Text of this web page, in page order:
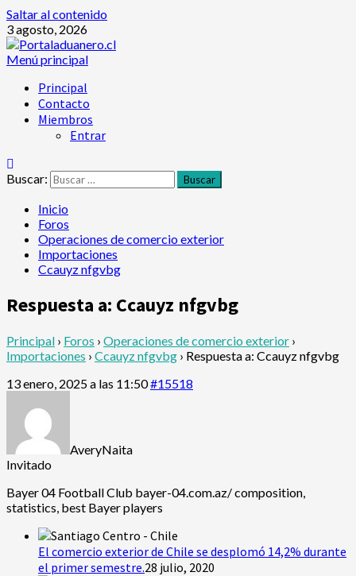
Saltar al contenido
3 agosto, 2026
Menú principal
Principal
Contacto
Miembros
Entrar
Buscar:
Inicio
Foros
Operaciones de comercio exterior
Importaciones
Ccauyz nfgvbg
Respuesta a: Ccauyz nfgvbg
Principal › Foros › Operaciones de comercio exterior ›
Importaciones › Ccauyz nfgvbg › Respuesta a: Ccauyz nfgvbg
13 enero, 2025 a las 11:50#15518
AveryNaita
Invitado
Bayer 04 Football Club bayer-04.com.az/ composition,
statistics, best Bayer players
El comercio exterior de Chile se desplomó 14,2% durante
el primer semestre.28 julio, 2020